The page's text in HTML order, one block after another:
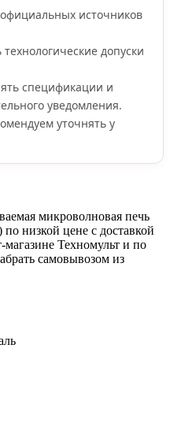
источников
допуски
спецификации и
уведомления.
уточнять у
микроволновая печь
низкой цене с доставкой
Техномульт и по
самовывозом из